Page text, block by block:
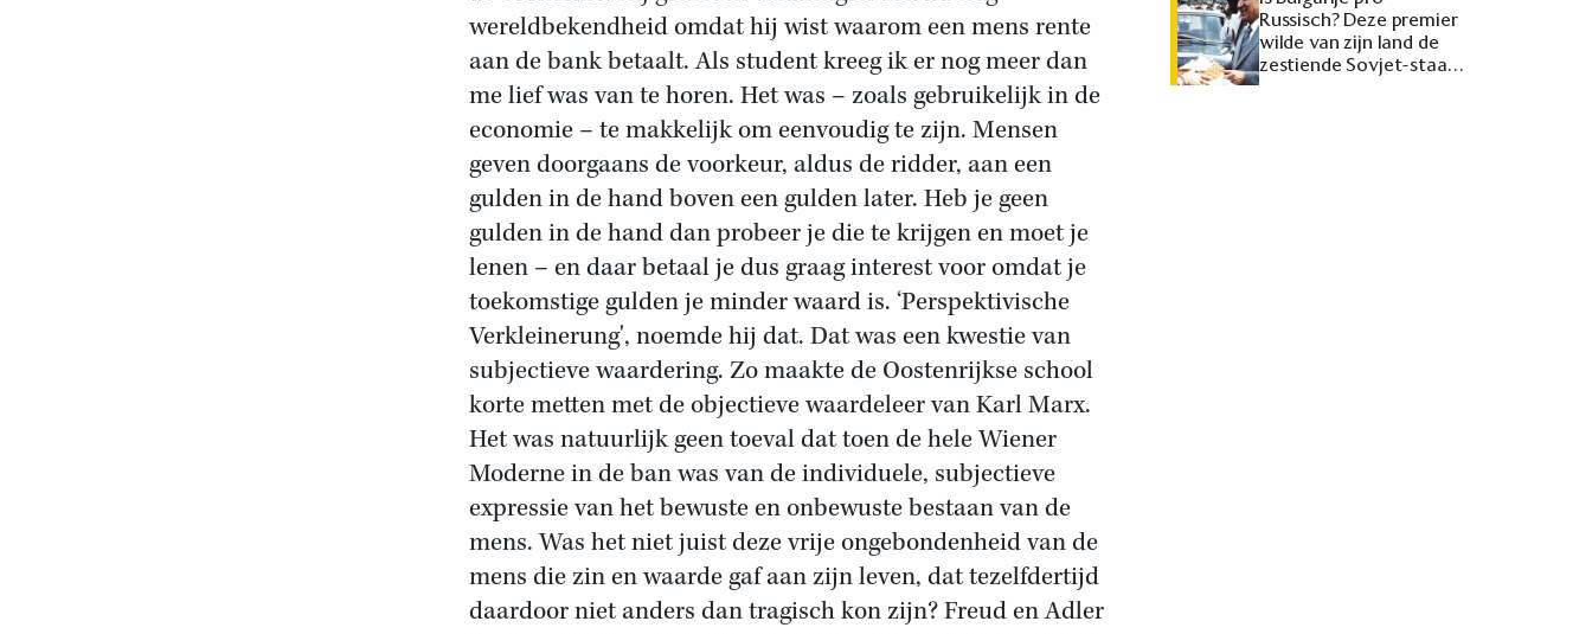
wereldbekendheid omdat hij wist waarom een mens rente
aan de bank betaalt. Als student kreeg ik er nog meer dan
me lief was van te horen. Het was – zoals gebruikelijk in de
economie – te makkelijk om eenvoudig te zijn. Mensen
geven doorgaans de voorkeur, aldus de ridder, aan een
gulden in de hand boven een gulden later. Heb je geen
gulden in de hand dan probeer je die te krijgen en moet je
lenen – en daar betaal je dus graag interest voor omdat je
toekomstige gulden je minder waard is. ‘Perspektivische
Verkleinerung', noemde hij dat. Dat was een kwestie van
subjectieve waardering. Zo maakte de Oostenrijkse school
korte metten met de objectieve waardeleer van Karl Marx.
Het was natuurlijk geen toeval dat toen de hele Wiener
Moderne in de ban was van de individuele, subjectieve
expressie van het bewuste en onbewuste bestaan van de
mens. Was het niet juist deze vrije ongebondenheid van de
mens die zin en waarde gaf aan zijn leven, dat tezelfdertijd
daardoor niet anders dan tragisch kon zijn? Freud en Adler
Russisch? Deze premier
wilde van zijn land de
zestiende Sovjet-staat
maken